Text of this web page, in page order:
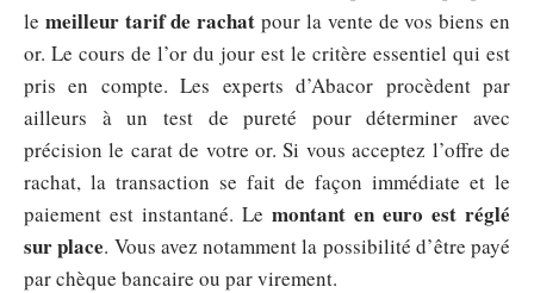
le meilleur tarif de rachat pour la vente de vos biens en
or. Le cours de l’or du jour est le critère essentiel qui est
pris en compte. Les experts d’Abacor procèdent par
ailleurs à un test de pureté pour déterminer avec
précision le carat de votre or. Si vous acceptez l’offre de
rachat, la transaction se fait de façon immédiate et le
paiement est instantané. Le montant en euro est réglé
sur place. Vous avez notamment la possibilité d’être payé
par chèque bancaire ou par virement.